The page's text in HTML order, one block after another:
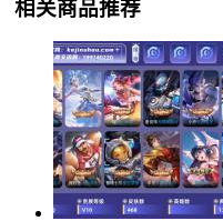
相关商品推荐